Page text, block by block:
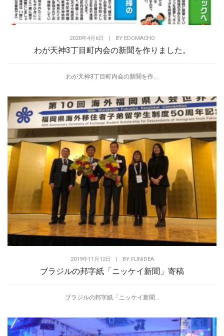
2020年4月6日 BY EDOMACHO
わが天神3丁目町内会の新聞を作りました。
わが天神3丁目町内会の新聞を作...
2019年11月12日 | BY FUNIDEA
ブラジルの邦字紙「ニッケイ新聞」寄稿
ブラジルの邦字紙「ニッケイ新聞...